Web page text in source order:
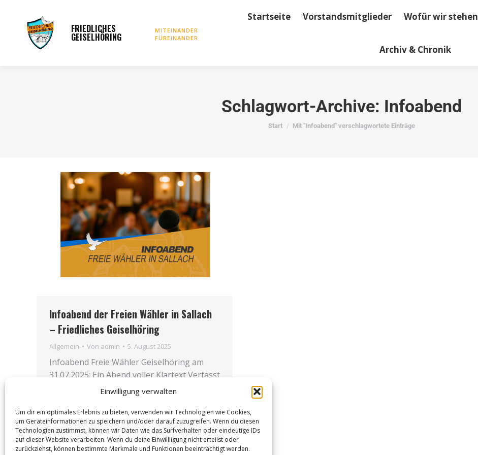
Einwilligung verwalten
Um dir ein optimales Erlebnis zu bieten, verwenden wir Technologien wie Cookies,
um Geräteinformationen zu speichern und/oder darauf zuzugreifen. Wenn du diesen
Technologien zustimmst, können wir Daten wie das Surfverhalten oder eindeutige IDs
auf dieser Website verarbeiten. Wenn du deine Einwillligung nicht erteilst oder
zurückziehst, können bestimmte Merkmale und Funktionen beeinträchtigt werden.
FRIEDLICHES
GEISELHÖRING
MITEINANDER
FÜREINANDER
Startseite Vorstandsmitglieder Wofür wir stehen
Archiv & Chronik
Schlagwort-Archive: Infoabend
Sie befinden sich hier:
Start Mit "Infoabend" verschlagwortete Einträge
Infoabend der Freien Wähler in Sallach
– Friedliches Geiselhöring
Allgemein Von admin 5. August 2025
Info­abend Freie Wäh­ler Gei­sel­hö­ring am
31.07.2025: Ein Abend vol­ler Klar­text Ver­fasst
von Fried­li­ches Gei­sel­hö­ring Der Info­abend
Hagn in Sal­lach war gut besucht. Der Gast­
raum inklu­si­ve…
Startseite Vorstandsmitglieder